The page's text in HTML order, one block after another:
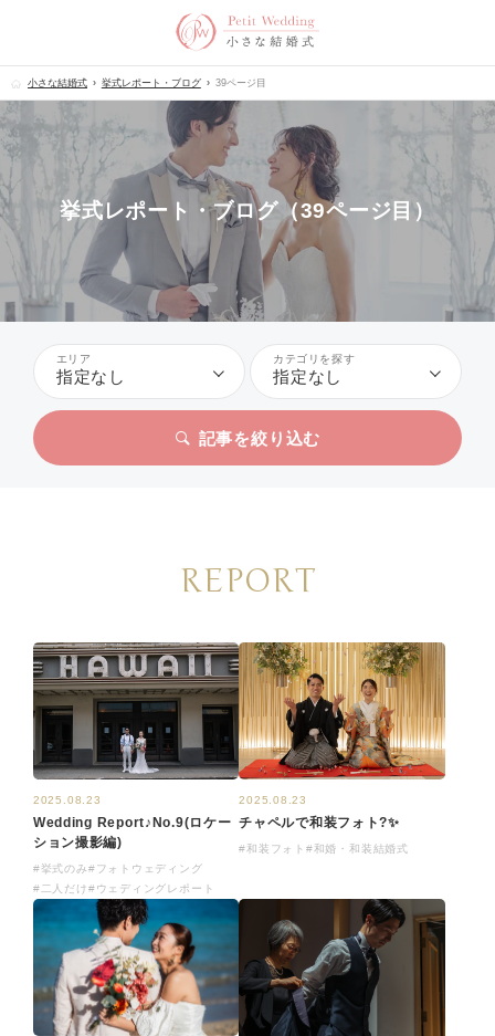
小さな結婚式 挙式レポート・ブログ 39ページ目
挙式レポート・ブログ（39ページ目）
エリア
指定なし
カテゴリを探す
指定なし
記事を絞り込む
REPORT
2025.08.23
Wedding Report♪No.9(ロケー
ション撮影編)
#挙式のみ#フォトウェディング
#二人だけ#ウェディングレポート
2025.08.23
チャペルで和装フォト?✨
#和装フォト #和婚・和装結婚式